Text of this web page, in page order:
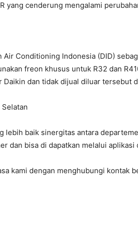
yang cenderung mengalami
Conditioning Indonesia (DID)
freon khusus untuk R32 dan
dan tidak dijual diluar tersebut
lebih baik sinergitas antara
dan bisa di dapatkan melalui aplikasi
kami dengan menghubungi kontak